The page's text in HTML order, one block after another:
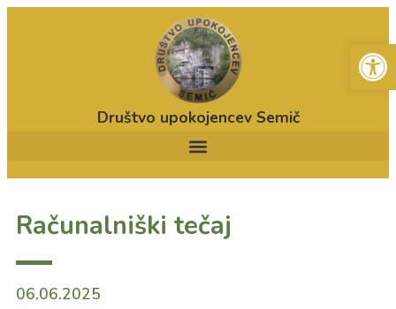
Društvo upokojencev Semič
Računalniški tečaj
06.06.2025